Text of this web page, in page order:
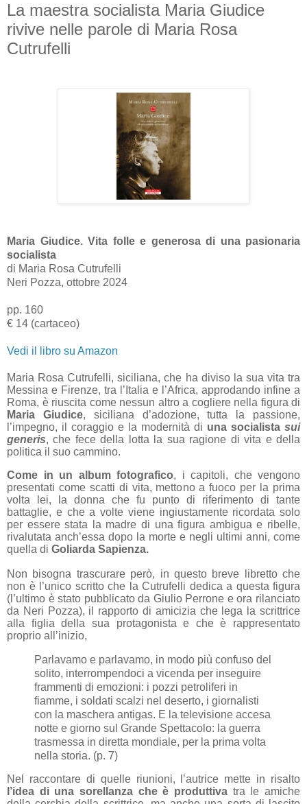
La maestra socialista Maria Giudice
rivive nelle parole di Maria Rosa
Cutrufelli
Maria Giudice. Vita folle e generosa di una pasionaria
socialista
di Maria Rosa Cutrufelli
Neri Pozza, ottobre 2024
pp. 160
€ 14 (cartaceo)
Vedi il libro su Amazon
Maria Rosa Cutrufelli, siciliana, che ha diviso la sua vita tra
Messina e Firenze, tra l’Italia e l’Africa, approdando infine a
Roma, è riuscita come nessun altro a cogliere nella figura di
Maria Giudice, siciliana d’adozione, tutta la passione,
l’impegno, il coraggio e la modernità di una socialista sui
generis, che fece della lotta la sua ragione di vita e della
politica il suo cammino.
Come in un album fotografico, i capitoli, che vengono
presentati come scatti di vita, mettono a fuoco per la prima
volta lei, la donna che fu punto di riferimento di tante
battaglie, e che a volte viene ingiustamente ricordata solo
per essere stata la madre di una figura ambigua e ribelle,
rivalutata anch’essa dopo la morte e negli ultimi anni, come
quella di Goliarda Sapienza.
Non bisogna trascurare però, in questo breve libretto che
non è l’unico scritto che la Cutrufelli dedica a questa figura
(l’ultimo è stato pubblicato da Giulio Perrone e ora rilanciato
da Neri Pozza), il rapporto di amicizia che lega la scrittrice
alla figlia della sua protagonista e che è rappresentato
proprio all’inizio,
Parlavamo e parlavamo, in modo più confuso del
solito, interrompendoci a vicenda per inseguire
frammenti di emozioni: i pozzi petroliferi in
fiamme, i soldati scalzi nel deserto, i giornalisti
con la maschera antigas. E la televisione accesa
notte e giorno sul Grande Spettacolo: la guerra
trasmessa in diretta mondiale, per la prima volta
nella storia. (p. 7)
Nel raccontare di quelle riunioni, l’autrice mette in risalto
l’idea di una sorellanza che è produttiva tra le amiche